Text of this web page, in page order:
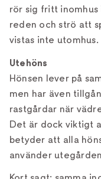
rör sig fritt inomhus
reden och strö att
vistas inte utomhus.
Utehöns
Hönsen lever på
men har även
rastgårdar när
Det är dock viktigt
betyder att alla
använder